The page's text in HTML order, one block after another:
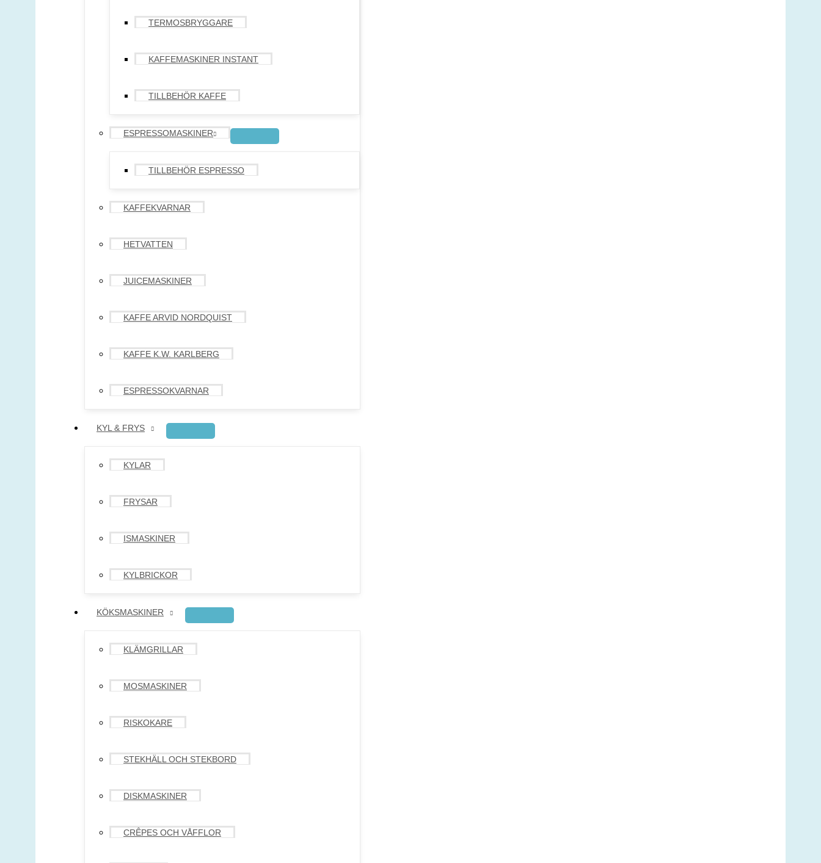
TERMOSBRYGGARE
KAFFEMASKINER INSTANT
TILLBEHÖR KAFFE
ESPRESSOMASKINER
TILLBEHÖR ESPRESSO
KAFFEKVARNAR
HETVATTEN
JUICEMASKINER
KAFFE ARVID NORDQUIST
KAFFE K.W. KARLBERG
ESPRESSOKVARNAR
KYL & FRYS
KYLAR
FRYSAR
ISMASKINER
KYLBRICKOR
KÖKSMASKINER
KLÄMGRILLAR
MOSMASKINER
RISKOKARE
STEKHÄLL OCH STEKBORD
DISKMASKINER
CRÊPES OCH VÅFFLOR